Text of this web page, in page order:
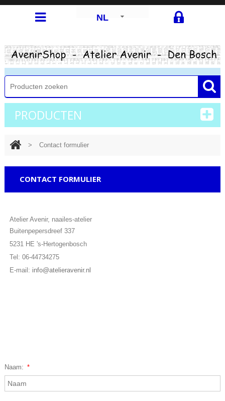
NL
PRODUCTEN
> Contact formulier
CONTACT FORMULIER
Atelier Avenir, naailes-atelier
Buitenpepersdreef 337
5231 HE 's-Hertogenbosch
Tel: 06-44734275
E-mail: info@atelieravenir.nl
Naam: *